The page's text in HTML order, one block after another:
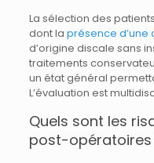
La sélection des
dont la présence
d’origine discale sans
traitements
un état général
L’évaluation est
Quels sont les
post-opératoires